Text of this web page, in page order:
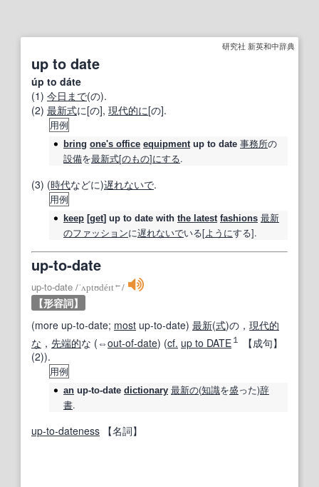
研究社 新英和中辞典
up to date
úp to dáte
(1) 今日まで(の).
(2) 最新式に[の], 現代的に[の].
用例
bring one's office equipment up to date 事務所の
設備を最新式[のもの]にする.
(3) (時代などに)遅れないで.
用例
keep [get] up to date with the latest fashions 最新
のファッションに遅れないでいる[ようにする].
up‐to‐date
up‐to‐date /ˈʌptʊdéɪt ←/
【形容詞】
(more up‐to‐date; most up‐to‐date) 最新(式)の， 現代的
な ， 先端的な (⇔out‐of‐date) (cf. up to DATE１
【成句】
(2)).
用例
an up‐to‐date dictionary 最新の(知識を盛った)辞
書.
up‐to‐dateness 【名詞】